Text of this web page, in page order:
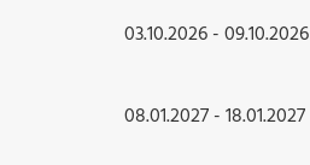
03.10.2026 - 09.10.2026
08.01.2027 - 18.01.2027